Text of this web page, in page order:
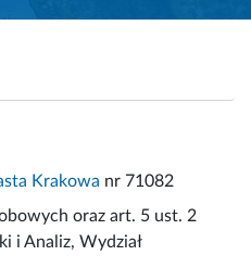
Krakowa nr 71082
oraz art. 5 ust. 2
i Analiz, Wydział